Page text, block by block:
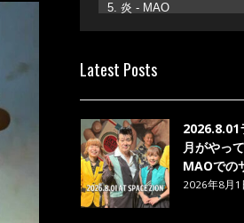
5. 炎 - MAO
7. ベストフレンド - MAO
Latest Posts
2026.8.01
月がやっ
MAOでの
2026年8月1